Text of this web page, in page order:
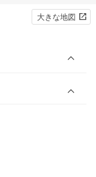
大きな地図